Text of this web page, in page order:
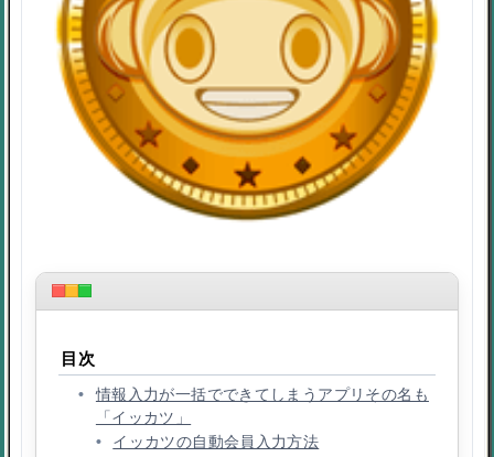
目次
情報入力が一括でできてしまうアプリその名も
「イッカツ」
イッカツの自動会員入力方法